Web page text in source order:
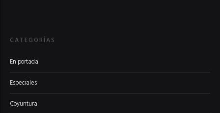
CATEGORÍAS
En portada
Especiales
Coyuntura